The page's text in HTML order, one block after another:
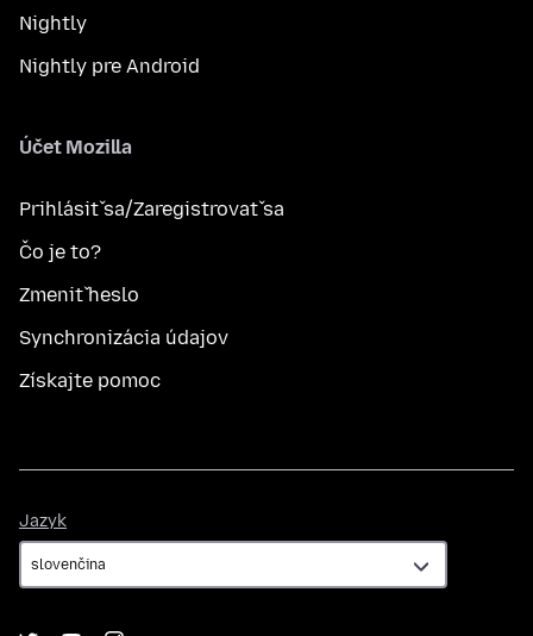
Nightly
Nightly pre Android
Účet Mozilla
Prihlásiť sa/Zaregistrovať sa
Čo je to?
Zmeniť heslo
Synchronizácia údajov
Získajte pomoc
Jazyk